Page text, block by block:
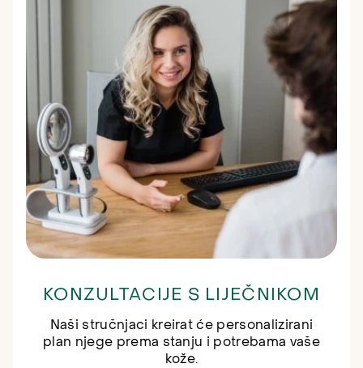
KONZULTACIJE S LIJEČNIKOM
Naši stručnjaci kreirat će personalizirani
plan njege prema stanju i potrebama vaše
kože.